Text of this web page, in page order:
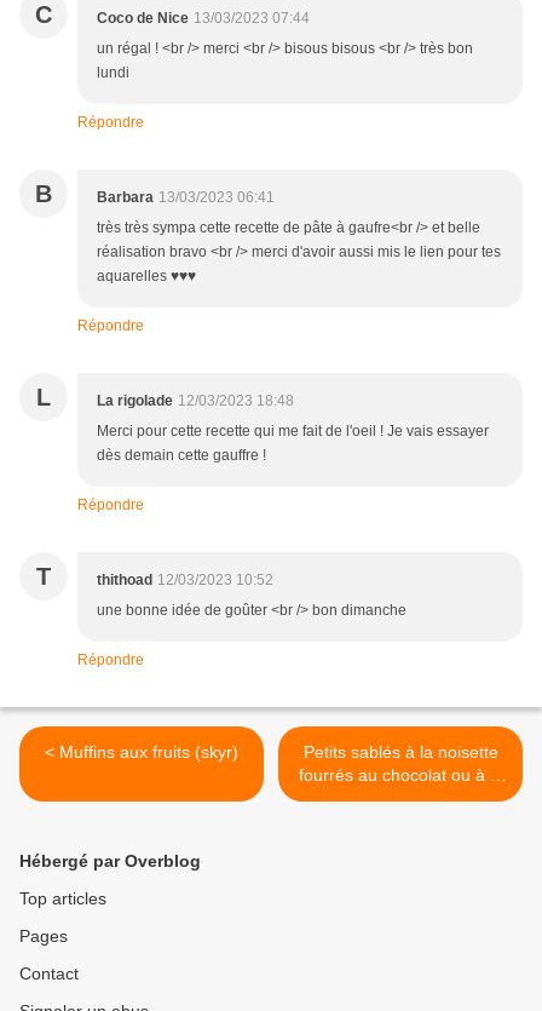
C Coco de Nice 13/03/2023 07:44
un régal ! <br /> merci <br /> bisous bisous <br /> très bon
lundi
Répondre
B Barbara 13/03/2023 06:41
très très sympa cette recette de pâte à gaufre<br /> et belle
réalisation bravo <br /> merci d'avoir aussi mis le lien pour tes
aquarelles ♥♥♥
Répondre
L La rigolade 12/03/2023 18:48
Merci pour cette recette qui me fait de l'oeil ! Je vais essayer
dès demain cette gauffre !
Répondre
T thithoad 12/03/2023 10:52
une bonne idée de goûter <br /> bon dimanche
Répondre
< Muffins aux fruits (skyr)
Petits sablés à la noisette
fourrés au chocolat ou à la
confiture >
Hébergé par Overblog
Top articles
Pages
Contact